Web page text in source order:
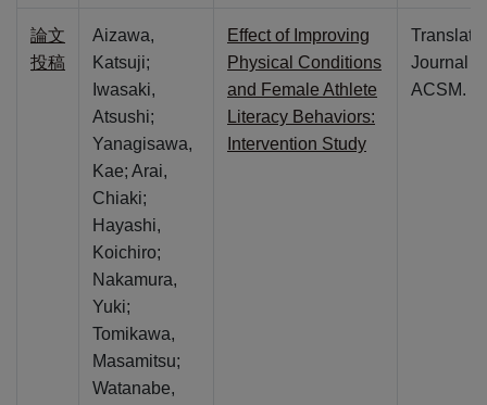
論文
投稿
Aizawa,
Katsuji;
Iwasaki,
Atsushi;
Yanagisawa,
Kae; Arai,
Chiaki;
Hayashi,
Koichiro;
Nakamura,
Yuki;
Tomikawa,
Masamitsu;
Watanabe,
Effect of Improving
Physical Conditions
and Female Athlete
Literacy Behaviors:
Intervention Study
Journal
ACSM.